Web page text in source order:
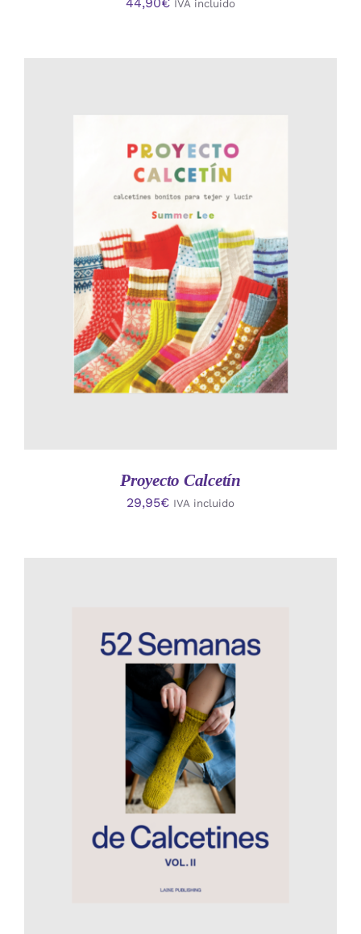
IVA incluido
AÑADIR AL CARRITO
/
DETALLES
Proyecto Calcetín
29,95€ IVA incluido
AÑADIR AL CARRITO